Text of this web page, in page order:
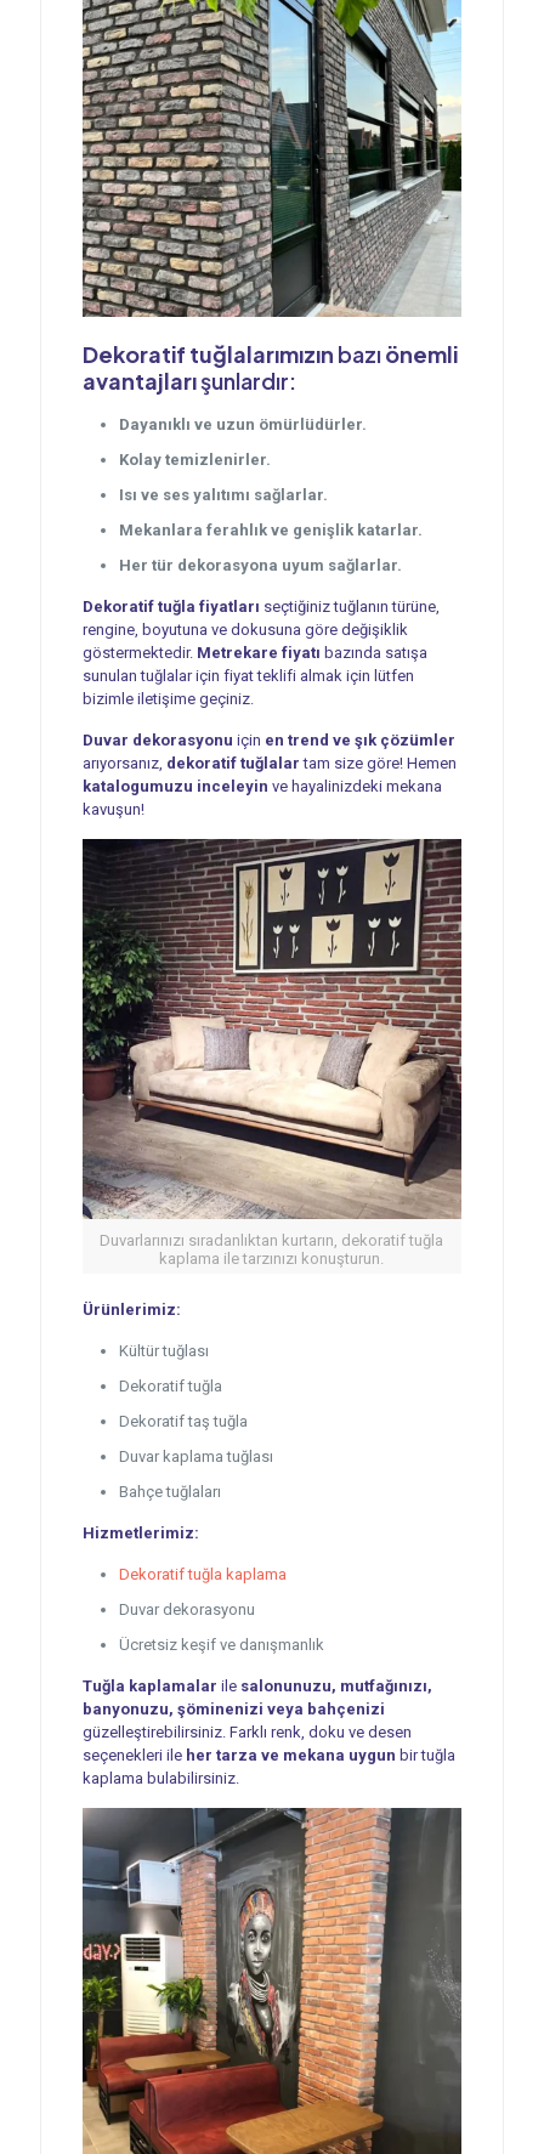
Dekoratif tuğlalarımızın bazı önemli
avantajlarışunlardır:
Dayanıklı ve uzun ömürlüdürler.
Kolay temizlenirler.
Isı ve ses yalıtımı sağlarlar.
Mekanlara ferahlık ve genişlik katarlar.
Her tür dekorasyona uyum sağlarlar.
Dekoratif tuğla fiyatları seçtiğiniz tuğlanın türüne,
rengine, boyutuna ve dokusuna göre değişiklik
göstermektedir. Metrekare fiyatı bazında satışa
sunulan tuğlalar için fiyat teklifi almak için lütfen
bizimle iletişime geçiniz.
Duvar dekorasyonu için en trend ve şık çözümler
arıyorsanız, dekoratif tuğlalar tam size göre! Hemen
katalogumuzu inceleyin ve hayalinizdeki mekana
kavuşun!
Duvarlarınızı sıradanlıktan kurtarın, dekoratif tuğla
kaplama ile tarzınızı konuşturun.
Ürünlerimiz:
Kültür tuğlası
Dekoratif tuğla
Dekoratif taş tuğla
Duvar kaplama tuğlası
Bahçe tuğlaları
Hizmetlerimiz:
Dekoratif tuğla kaplama
Duvar dekorasyonu
Ücretsiz keşif ve danışmanlık
Tuğla kaplamalar ile salonunuzu, mutfağınızı,
banyonuzu, şöminenizi veya bahçenizi
güzelleştirebilirsiniz. Farklı renk, doku ve desen
seçenekleri ile her tarza ve mekana uygun bir tuğla
kaplama bulabilirsiniz.